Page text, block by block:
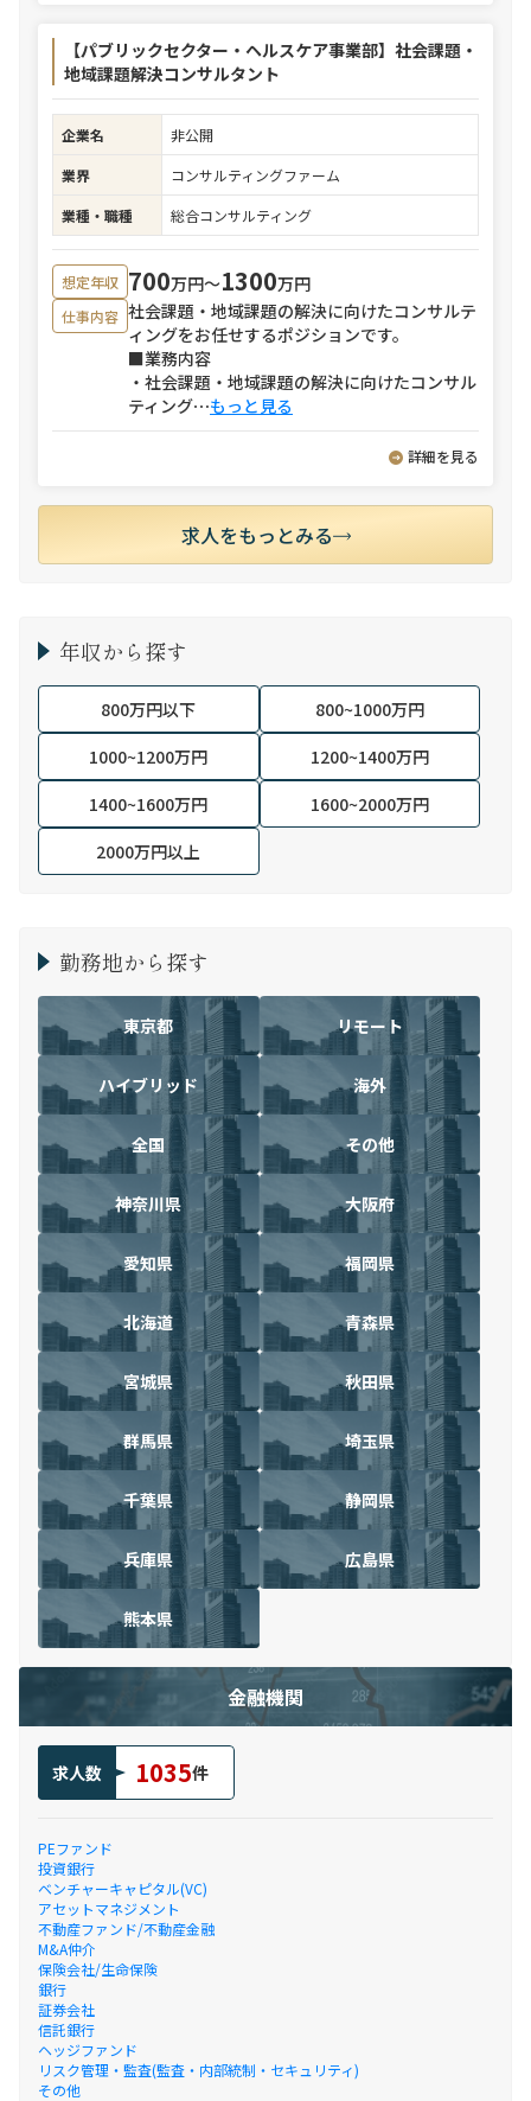
【パブリックセクター・ヘルスケア事業部】社会課題・
地域課題解決コンサルタント
企業名
非公開
業界
コンサルティングファーム
業種・職種
総合コンサルティング
想定年収 700万円〜1300万円
仕事内容 社会課題・地域課題の解決に向けたコンサルテ
ィングをお任せするポジションです。
■業務内容
・社会課題・地域課題の解決に向けたコンサル
ティング⋯もっと見る
詳細を見る
求人をもっとみる
年収から探す
800万円以下
800~1000万円
1000~1200万円
1200~1400万円
1400~1600万円
1600~2000万円
2000万円以上
勤務地から探す
東京都 リモート
ハイブリッド 海外
全国 その他
神奈川県 大阪府
愛知県 福岡県
北海道 青森県
宮城県 秋田県
群馬県 埼玉県
千葉県 静岡県
兵庫県 広島県
熊本県
金融機関
求人数 1035件
PEファンド
投資銀行
ベンチャーキャピタル(VC)
アセットマネジメント
不動産ファンド/不動産金融
M&A仲介
保険会社/生命保険
銀行
証券会社
信託銀行
ヘッジファンド
リスク管理・監査(監査・内部統制・セキュリティ)
その他